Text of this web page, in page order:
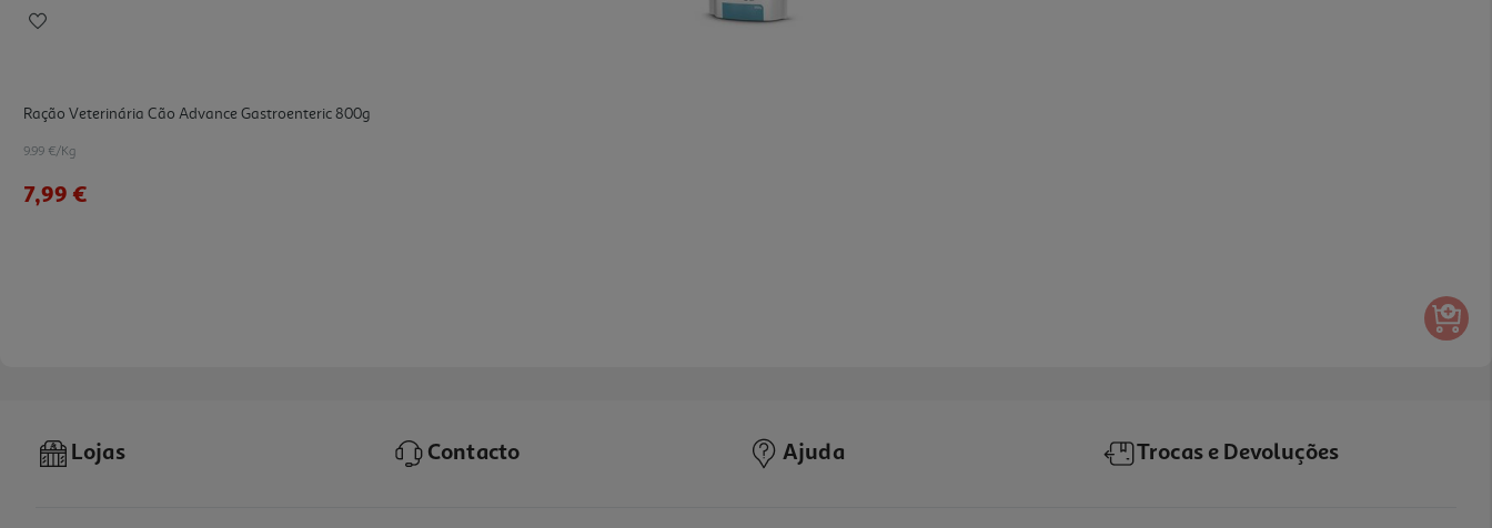
Ração Veterinária Cão Advance Gastroenteric 800g
9.99 €/Kg
7,99 €
Lojas Contacto Ajuda Trocas e Devoluções